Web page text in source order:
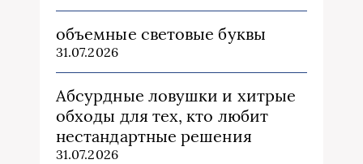
объемные световые буквы
31.07.2026
Абсурдные ловушки и хитрые
обходы для тех, кто любит
нестандартные решения
31.07.2026